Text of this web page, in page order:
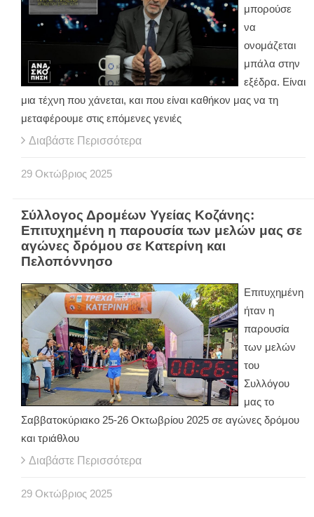
μπορούσε
να
ονομάζεται
μπάλα στην
εξέδρα. Είναι
μια τέχνη που χάνεται, και που είναι καθήκον μας να τη
μεταφέρουμε στις επόμενες γενιές
Διαβάστε Περισσότερα
29 Οκτώβριος 2025
Σύλλογος Δρομέων Υγείας Κοζάνης:
Επιτυχημένη η παρουσία των μελών μας σε
αγώνες δρόμου σε Κατερίνη και
Πελοπόννησο
Επιτυχημένη
ήταν η
παρουσία
των μελών
του
Συλλόγου
μας το
Σαββατοκύριακο 25-26 Οκτωβρίου 2025 σε αγώνες δρόμου
και τριάθλου
Διαβάστε Περισσότερα
29 Οκτώβριος 2025